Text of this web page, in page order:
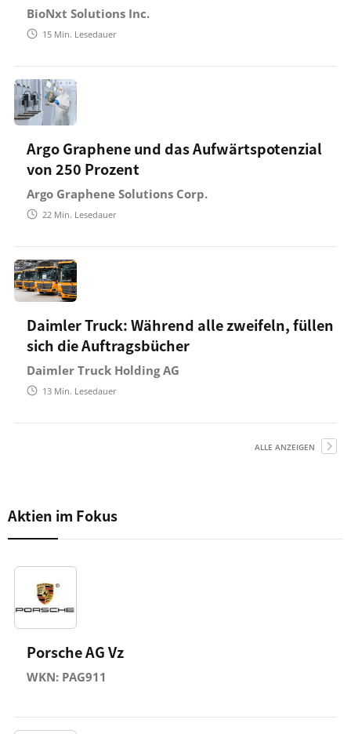
BioNxt Solutions Inc.
15 Min. Lesedauer
Argo Graphene und das Aufwärtspotenzial
von 250 Prozent
Argo Graphene Solutions Corp.
22 Min. Lesedauer
Daimler Truck: Während alle zweifeln, füllen
sich die Auftragsbücher
Daimler Truck Holding AG
13 Min. Lesedauer
ALLE ANZEIGEN
Aktien im Fokus
Porsche AG Vz
WKN: PAG911